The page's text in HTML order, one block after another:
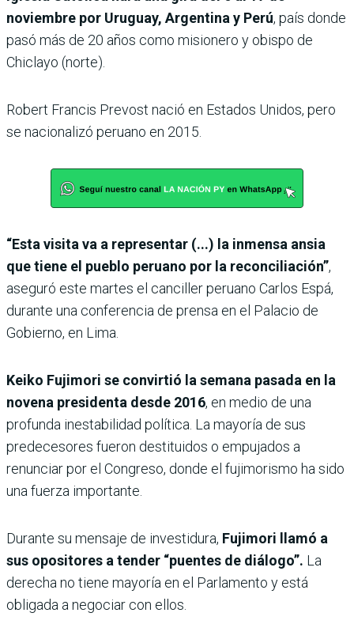
noviembre por Uruguay, Argentina y Perú, país donde
pasó más de 20 años como misionero y obispo de
Chiclayo (norte).
Robert Francis Prevost nació en Estados Unidos, pero
se nacionalizó peruano en 2015.
“Esta visita va a representar (...) la inmensa ansia
que tiene el pueblo peruano por la reconciliación”,
aseguró este martes el canciller peruano Carlos Espá,
durante una conferencia de prensa en el Palacio de
Gobierno, en Lima.
Keiko Fujimori se convirtió la semana pasada en la
novena presidenta desde 2016, en medio de una
profunda inestabilidad política. La mayoría de sus
predecesores fueron destituidos o empujados a
renunciar por el Congreso, donde el fujimorismo ha sido
una fuerza importante.
Durante su mensaje de investidura, Fujimori llamó a
sus opositores a tender “puentes de diálogo”. La
derecha no tiene mayoría en el Parlamento y está
obligada a negociar con ellos.